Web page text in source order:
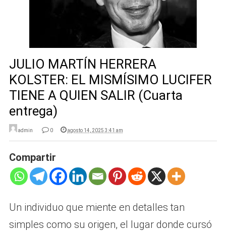
JULIO MARTÍN HERRERA
KOLSTER: EL MISMÍSIMO LUCIFER
TIENE A QUIEN SALIR (Cuarta
entrega)
admin 0 agosto 14, 2025 3:41 am
Compartir
Un individuo que miente en detalles tan
simples como su origen, el lugar donde cursó